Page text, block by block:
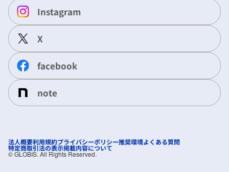
Instagram
X
facebook
note
法人概要利用規約プライバシーポリシー推奨環境よくある質問
特定商取引法の表示掲載内容について
©︎ GLOBIS. All Rights Reserved.